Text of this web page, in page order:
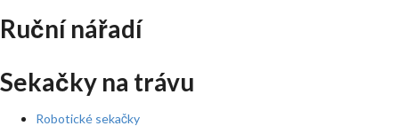
Ruční nářadí
Sekačky na trávu
Robotické sekačky